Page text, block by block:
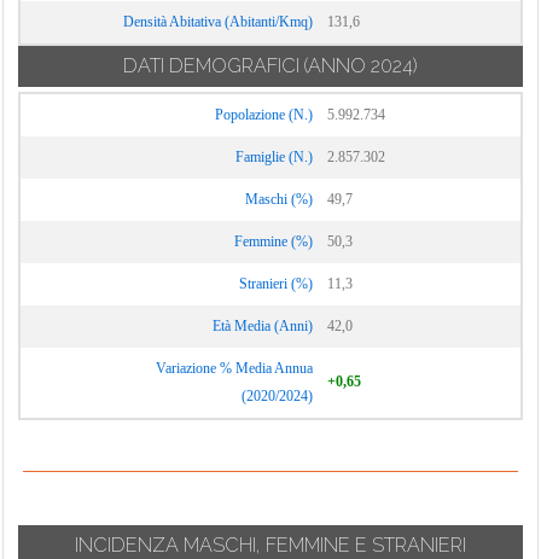
Densità Abitativa (Abitanti/Kmq) 131,6
DATI DEMOGRAFICI (ANNO 2024)
Popolazione (N.) 5.992.734
Famiglie (N.) 2.857.302
Maschi (%) 49,7
Femmine (%) 50,3
Stranieri (%) 11,3
Età Media (Anni) 42,0
Variazione % Media Annua
(2020/2024)
+0,65
INCIDENZA MASCHI, FEMMINE E STRANIERI